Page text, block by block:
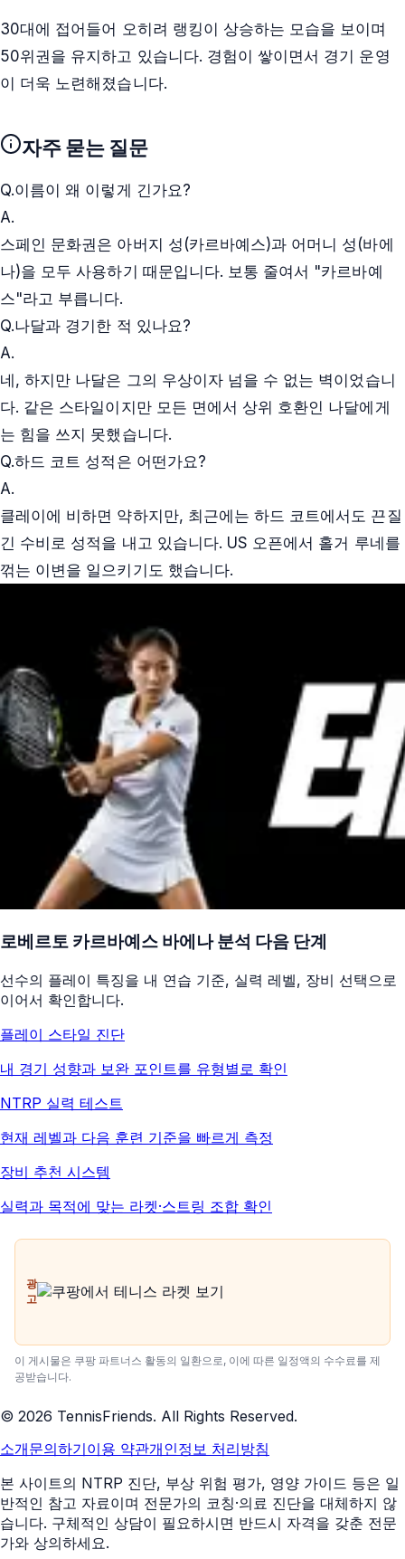
30대에 접어들어 오히려 랭킹이 상승하는 모습을 보이며
50위권을 유지하고 있습니다. 경험이 쌓이면서 경기 운영
이 더욱 노련해졌습니다.
자주 묻는 질문
Q.이름이 왜 이렇게 긴가요?
A.
스페인 문화권은 아버지 성(카르바예스)과 어머니 성(바에
나)을 모두 사용하기 때문입니다. 보통 줄여서 "카르바예
스"라고 부릅니다.
Q.나달과 경기한 적 있나요?
A.
네, 하지만 나달은 그의 우상이자 넘을 수 없는 벽이었습니
다. 같은 스타일이지만 모든 면에서 상위 호환인 나달에게
는 힘을 쓰지 못했습니다.
Q.하드 코트 성적은 어떤가요?
A.
클레이에 비하면 약하지만, 최근에는 하드 코트에서도 끈질
긴 수비로 성적을 내고 있습니다. US 오픈에서 홀거 루네를
꺾는 이변을 일으키기도 했습니다.
로베르토 카르바예스 바에나분석 다음 단계
선수의 플레이 특징을 내 연습 기준, 실력 레벨, 장비 선택으로
이어서 확인합니다.
플레이 스타일 진단
내 경기 성향과 보완 포인트를 유형별로 확인
NTRP 실력 테스트
현재 레벨과 다음 훈련 기준을 빠르게 측정
장비 추천 시스템
실력과 목적에 맞는 라켓·스트링 조합 확인
광
고
이 게시물은 쿠팡 파트너스 활동의 일환으로, 이에 따른 일정액의 수수료를 제
공받습니다.
© 2026 TennisFriends. All Rights Reserved.
소개문의하기이용 약관개인정보 처리방침
본 사이트의 NTRP 진단, 부상 위험 평가, 영양 가이드 등은 일
반적인 참고 자료이며 전문가의 코칭·의료 진단을 대체하지 않
습니다. 구체적인 상담이 필요하시면 반드시 자격을 갖춘 전문
가와 상의하세요.